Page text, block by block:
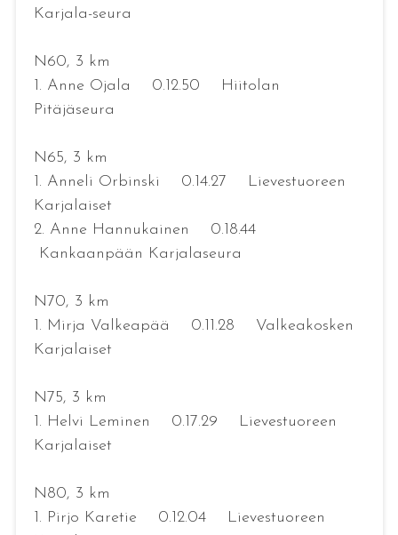
Karjala-seura
N60, 3 km
1. Anne Ojala 0.12.50 Hiitolan
Pitäjäseura
N65, 3 km
1. Anneli Orbinski 0.14.27 Lievestuoreen
Karjalaiset
2. Anne Hannukainen 0.18.44
Kankaanpään Karjalaseura
N70, 3 km
1. Mirja Valkeapää 0.11.28 Valkeakosken
Karjalaiset
N75, 3 km
1. Helvi Leminen 0.17.29 Lievestuoreen
Karjalaiset
N80, 3 km
1. Pirjo Karetie 0.12.04 Lievestuoreen